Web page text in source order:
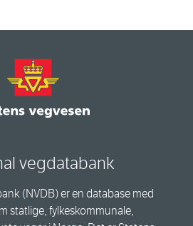
vegdatabank
(NVDB) er en database med
statlige, fylkeskommunale,